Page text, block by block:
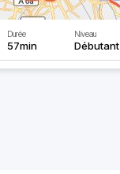
Durée
57min
Niveau
Débutant